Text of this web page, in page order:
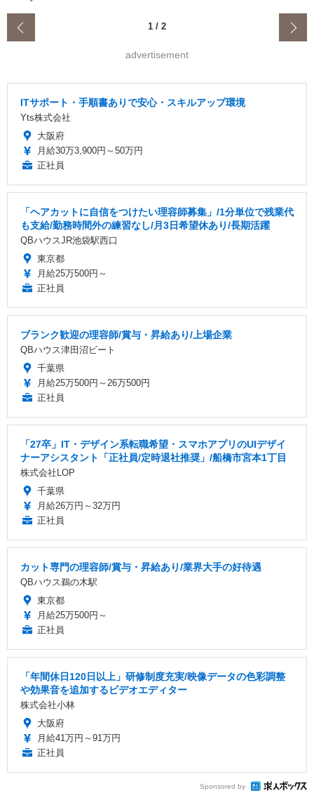
1 / 2
advertisement
ITサポート・手順書ありで安心・スキルアップ環境
Yts株式会社
大阪府
月給30万3,900円～50万円
正社員
「ヘアカットに自信をつけたい理容師募集」/1分単位で残業代
も支給/勤務時間外の練習なし/月3日希望休あり/長期活躍
QBハウスJR池袋駅西口
東京都
月給25万500円～
正社員
ブランク歓迎の理容師/賞与・昇給あり/上場企業
QBハウス津田沼ビート
千葉県
月給25万500円～26万500円
正社員
「27卒」IT・デザイン系転職希望・スマホアプリのUIデザイ
ナーアシスタント「正社員/定時退社推奨」/船橋市宮本1丁目
株式会社LOP
千葉県
月給26万円～32万円
正社員
カット専門の理容師/賞与・昇給あり/業界大手の好待遇
QBハウス鵜の木駅
東京都
月給25万500円～
正社員
「年間休日120日以上」研修制度充実/映像データの色彩調整
や効果音を追加するビデオエディター
株式会社小林
大阪府
月給41万円～91万円
正社員
Sponsored by